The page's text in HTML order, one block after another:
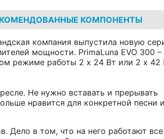
КОМПОНЕНТЫ
компания выпустила новую
мощности. PrimaLuna EVO 300 –
режиме работы 2 х 24 Вт или 2 х 42
Не нужно вставать и прерывать
нравится для конкретной песни
Дело в том, что на него работают все